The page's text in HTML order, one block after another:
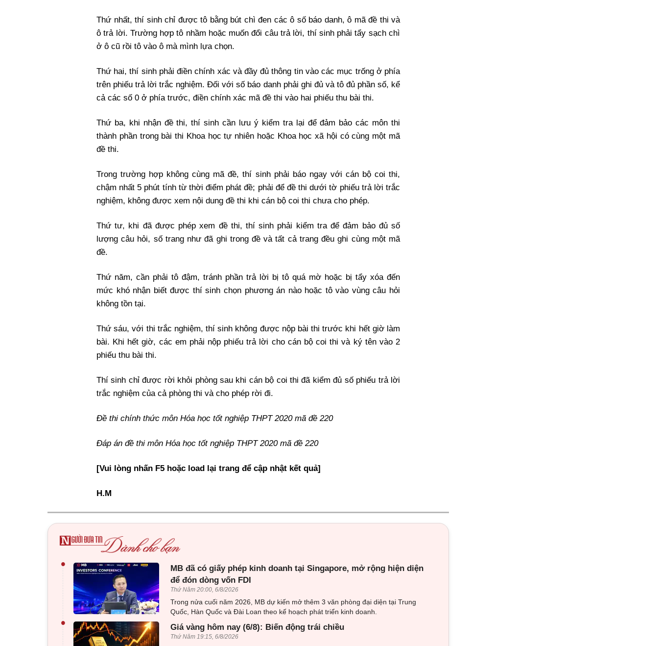
Thứ nhất, thí sinh chỉ được tô bằng bút chì đen các ô số báo danh, ô mã đề thi và
ô trả lời. Trường hợp tô nhầm hoặc muốn đổi câu trả lời, thí sinh phải tẩy sạch chì
ở ô cũ rồi tô vào ô mà mình lựa chọn.
Thứ hai, thí sinh phải điền chính xác và đầy đủ thông tin vào các mục trống ở phía
trên phiếu trả lời trắc nghiệm. Đối với số báo danh phải ghi đủ và tô đủ phần số, kể
cả các số 0 ở phía trước, điền chính xác mã đề thi vào hai phiếu thu bài thi.
Thứ ba, khi nhận đề thi, thí sinh cần lưu ý kiểm tra lại để đảm bảo các môn thi
thành phần trong bài thi Khoa học tự nhiên hoặc Khoa học xã hội có cùng một mã
đề thi.
Trong trường hợp không cùng mã đề, thí sinh phải báo ngay với cán bộ coi thi,
chậm nhất 5 phút tính từ thời điểm phát đề; phải để đề thi dưới tờ phiếu trả lời trắc
nghiệm, không được xem nội dung đề thi khi cán bộ coi thi chưa cho phép.
Thứ tư, khi đã được phép xem đề thi, thí sinh phải kiểm tra để đảm bảo đủ số
lượng câu hỏi, số trang như đã ghi trong đề và tất cả trang đều ghi cùng một mã
đề.
Thứ năm, cần phải tô đậm, tránh phần trả lời bị tô quá mờ hoặc bị tẩy xóa đến
mức khó nhận biết được thí sinh chọn phương án nào hoặc tô vào vùng câu hỏi
không tồn tại.
Thứ sáu, với thi trắc nghiệm, thí sinh không được nộp bài thi trước khi hết giờ làm
bài. Khi hết giờ, các em phải nộp phiếu trả lời cho cán bộ coi thi và ký tên vào 2
phiếu thu bài thi.
Thí sinh chỉ được rời khỏi phòng sau khi cán bộ coi thi đã kiểm đủ số phiếu trả lời
trắc nghiệm của cả phòng thi và cho phép rời đi.
Đề thi chính thức môn Hóa học tốt nghiệp THPT 2020 mã đề 220
Đáp án đề thi môn Hóa học tốt nghiệp THPT 2020 mã đề 220
[Vui lòng nhấn F5 hoặc load lại trang để cập nhật kết quả]
H.M
•
MB đã có giấy phép kinh doanh tại Singapore, mở rộng hiện diện
để đón dòng vốn FDI
Thứ Năm 20:00, 6/8/2026
Trong nửa cuối năm 2026, MB dự kiến mở thêm 3 văn phòng đại diện tại Trung
Quốc, Hàn Quốc và Đài Loan theo kế hoạch phát triển kinh doanh.
• Giá vàng hôm nay (6/8): Biến động trái chiều
Thứ Năm 19:15, 6/8/2026